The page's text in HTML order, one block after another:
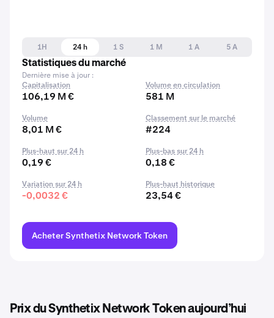
1H 24 h 1 S 1 M 1 A
5 A
Statistiques du marché
Dernière mise à jour :
Capitalisation
106,19 M €
Volume en circulation
581 M
Volume
8,01 M €
Classement sur le marché
#224
Plus-haut sur 24 h
0,19 €
Plus-bas sur 24 h
0,18 €
Variation sur 24 h
-0,0032 €
Plus-haut historique
23,54 €
Acheter Synthetix Network Token
Prix du Synthetix Network Token aujourd’hui